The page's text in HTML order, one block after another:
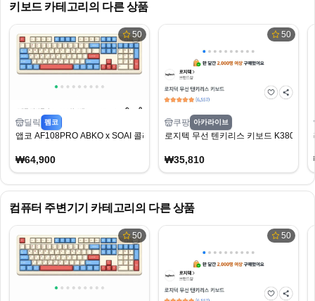
키보드카테고리의 다른 상품
50
딜릭 펨코
앱코 AF108PRO ABKO x SOAI 콜라보 기계식 키보드
₩64,900
50
쿠팡 아카라이브
로지텍 무선 텐키리스 키보드 K380s
₩35,810
컴퓨터 주변기기 카테고리의 다른 상품
50 50